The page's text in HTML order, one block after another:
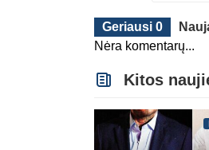
Geriausi 0
Nėra komentarų...
Kitos